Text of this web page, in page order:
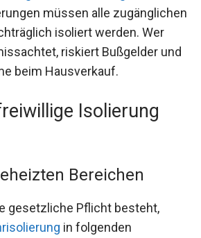
müssen alle zugänglichen
isoliert werden. Wer
riskiert Bußgelder und
beim Hausverkauf.
Isolierung
Bereichen
gesetzliche Pflicht besteht,
in folgenden